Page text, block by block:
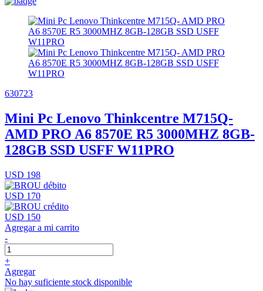
630723
Mini Pc Lenovo Thinkcentre M715Q-
AMD PRO A6 8570E R5 3000MHZ 8GB-
128GB SSD USFF W11PRO
USD 198
USD 170
USD 150
Agregar a mi carrito
-
+
Agregar
No hay suficiente stock disponible